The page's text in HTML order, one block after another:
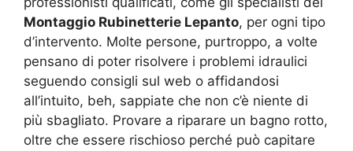
Montaggio Rubinetterie Lepanto, per ogni tipo
d’intervento. Molte persone, purtroppo, a volte
pensano di poter risolvere i problemi idraulici
seguendo consigli sul web o affidandosi
all’intuito, beh, sappiate che non c’è niente di
più sbagliato. Provare a riparare un bagno rotto,
oltre che essere rischioso perché può capitare